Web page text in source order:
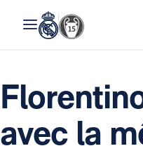
avec la